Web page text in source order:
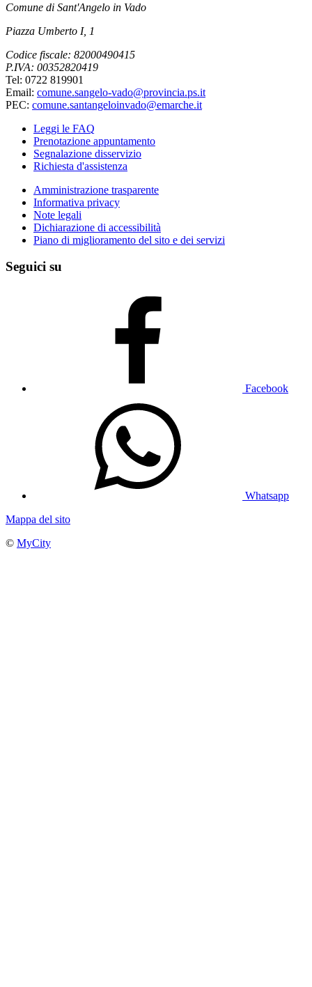
Comune di Sant'Angelo in Vado
Piazza Umberto I, 1
Codice fiscale: 82000490415
P.IVA: 00352820419
Tel: 0722 819901
Email: comune.sangelo-vado@provincia.ps.it
PEC: comune.santangeloinvado@emarche.it
Leggi le FAQ
Prenotazione appuntamento
Segnalazione disservizio
Richiesta d'assistenza
Amministrazione trasparente
Informativa privacy
Note legali
Dichiarazione di accessibilità
Piano di miglioramento del sito e dei servizi
Seguici su
Facebook
Whatsapp
Mappa del sito
© MyCity